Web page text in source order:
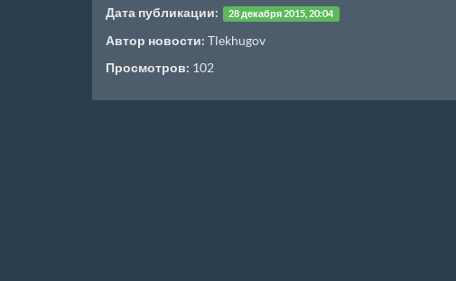
Дата публикации: 28 декабря 2015, 20:04
Автор новости: Tlekhugov
Просмотров: 102